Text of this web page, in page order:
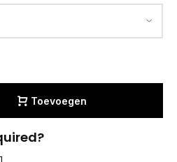
Toevoegen